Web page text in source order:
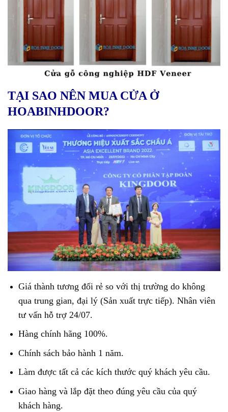
TẠI SAO NÊN MUA CỬA Ở
HOABINHDOOR?
Giá thành tương đối rẻ so với thị trường do không
qua trung gian, đại lý (Sản xuất trực tiếp). Nhân viên
tư vấn hỗ trợ 24/07.
Hàng chính hãng 100%.
Chính sách bảo hành 1 năm.
Làm được tất cả các kích thước quý khách yêu cầu.
Giao hàng và lắp đặt theo đúng yêu cầu của quý
khách hàng.